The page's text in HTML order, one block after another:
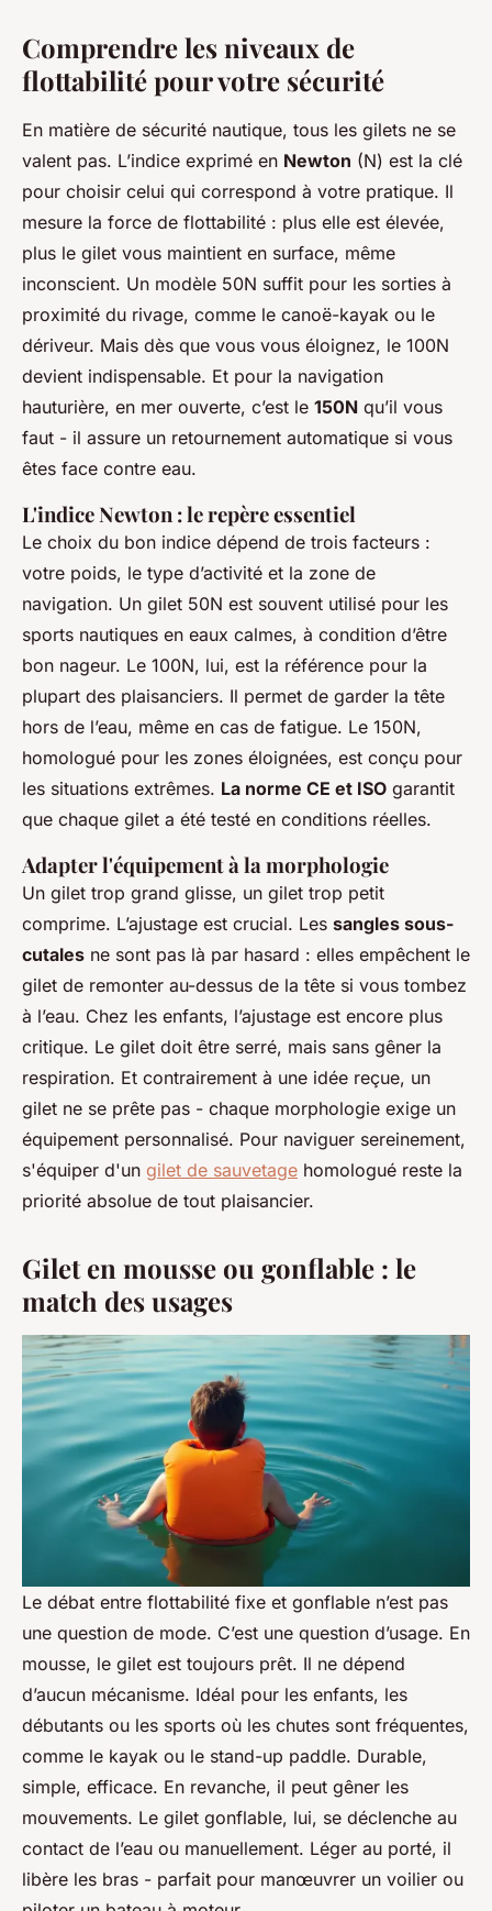
Comprendre les niveaux de
flottabilité pour votre sécurité
En matière de sécurité nautique, tous les gilets ne se
valent pas. L’indice exprimé en Newton (N) est la clé
pour choisir celui qui correspond à votre pratique. Il
mesure la force de flottabilité : plus elle est élevée,
plus le gilet vous maintient en surface, même
inconscient. Un modèle 50N suffit pour les sorties à
proximité du rivage, comme le canoë-kayak ou le
dériveur. Mais dès que vous vous éloignez, le 100N
devient indispensable. Et pour la navigation
hauturière, en mer ouverte, c’est le 150N qu’il vous
faut - il assure un retournement automatique si vous
êtes face contre eau.
L'indice Newton : le repère essentiel
Le choix du bon indice dépend de trois facteurs :
votre poids, le type d’activité et la zone de
navigation. Un gilet 50N est souvent utilisé pour les
sports nautiques en eaux calmes, à condition d’être
bon nageur. Le 100N, lui, est la référence pour la
plupart des plaisanciers. Il permet de garder la tête
hors de l’eau, même en cas de fatigue. Le 150N,
homologué pour les zones éloignées, est conçu pour
les situations extrêmes. La norme CE et ISO garantit
que chaque gilet a été testé en conditions réelles.
Adapter l'équipement à la morphologie
Un gilet trop grand glisse, un gilet trop petit
comprime. L’ajustage est crucial. Les sangles sous-
cutales ne sont pas là par hasard : elles empêchent le
gilet de remonter au-dessus de la tête si vous tombez
à l’eau. Chez les enfants, l’ajustage est encore plus
critique. Le gilet doit être serré, mais sans gêner la
respiration. Et contrairement à une idée reçue, un
gilet ne se prête pas - chaque morphologie exige un
équipement personnalisé. Pour naviguer sereinement,
s'équiper d'un gilet de sauvetage homologué reste la
priorité absolue de tout plaisancier.
Gilet en mousse ou gonflable : le
match des usages
Le débat entre flottabilité fixe et gonflable n’est pas
une question de mode. C’est une question d’usage. En
mousse, le gilet est toujours prêt. Il ne dépend
d’aucun mécanisme. Idéal pour les enfants, les
débutants ou les sports où les chutes sont fréquentes,
comme le kayak ou le stand-up paddle. Durable,
simple, efficace. En revanche, il peut gêner les
mouvements. Le gilet gonflable, lui, se déclenche au
contact de l’eau ou manuellement. Léger au porté, il
libère les bras - parfait pour manœuvrer un voilier ou